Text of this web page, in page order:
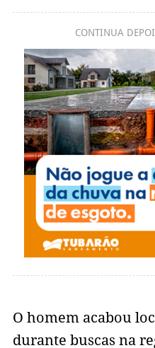
CONTINUA
O homem acabou
durante buscas na